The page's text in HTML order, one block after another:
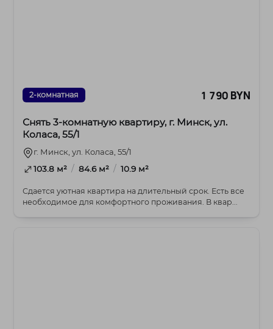
2-комнатная 1 790 BYN
Снять 3-комнатную квартиру, г. Минск, ул.
Коласа, 55/1
г. Минск, ул. Коласа, 55/1
103.8 м² / 84.6 м² / 10.9 м²
Сдается уютная квартира на длительный срок. Есть все
необходимое для комфортного проживания. В квар...